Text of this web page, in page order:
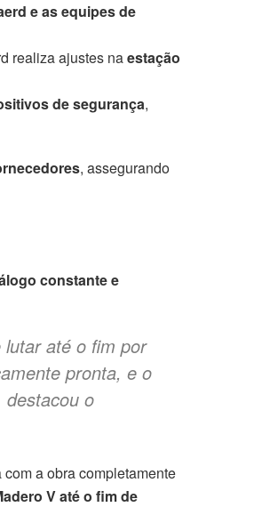
e as equipes de
realiza ajustes naestação
de segurança,
, assegurando
constante e
lutar até o fim por
pronta, e o
destacou o
a obra completamente
V até o fim de